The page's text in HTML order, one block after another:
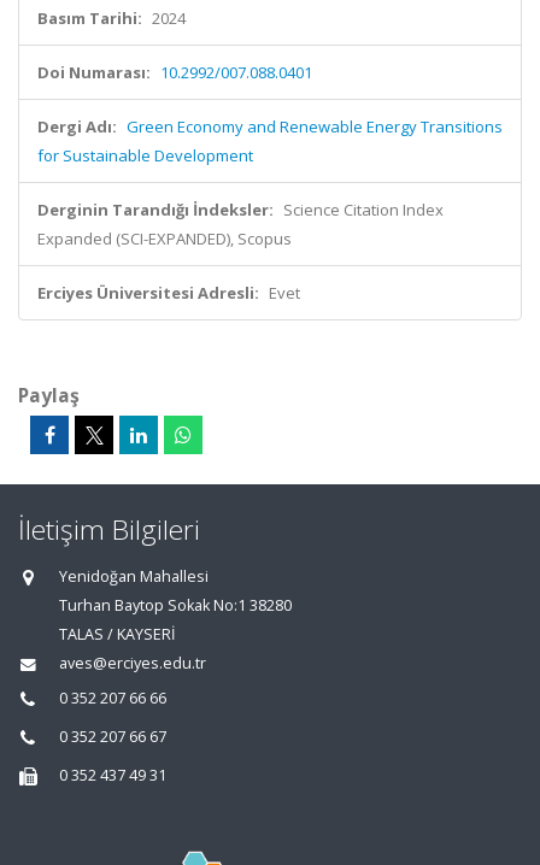
Basım Tarihi: 2024
Doi Numarası: 10.2992/007.088.0401
Dergi Adı: Green Economy and Renewable Energy Transitions
for Sustainable Development
Derginin Tarandığı İndeksler: Science Citation Index
Expanded (SCI-EXPANDED), Scopus
Erciyes Üniversitesi Adresli: Evet
Paylaş
İletişim Bilgileri
Yenidoğan Mahallesi
Turhan Baytop Sokak No:1 38280
TALAS / KAYSERİ
aves@erciyes.edu.tr
0 352 207 66 66
0 352 207 66 67
0 352 437 49 31